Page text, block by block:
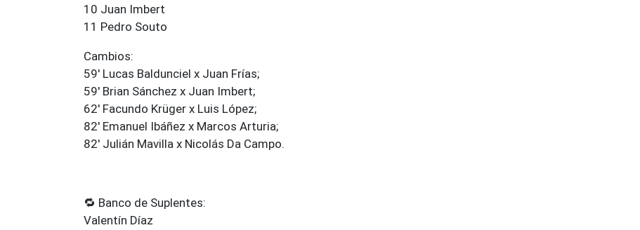
10 Juan Imbert
11 Pedro Souto
Cambios:
59' Lucas Baldunciel x Juan Frías;
59' Brian Sánchez x Juan Imbert;
62' Facundo Krüger x Luis López;
82' Emanuel Ibáñez x Marcos Arturia;
82' Julián Mavilla x Nicolás Da Campo.
🔁 Banco de Suplentes:
Valentín Díaz